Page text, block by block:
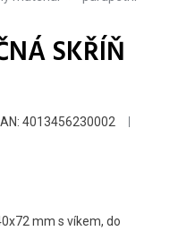
SKŘÍŇ
4013456230002
mm s víkem, do